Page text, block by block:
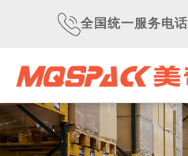
全国统一服务电话